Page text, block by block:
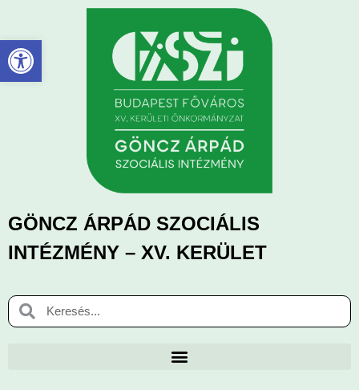
Eszköztár megnyitása
GÖNCZ ÁRPÁD SZOCIÁLIS
INTÉZMÉNY – XV. KERÜLET